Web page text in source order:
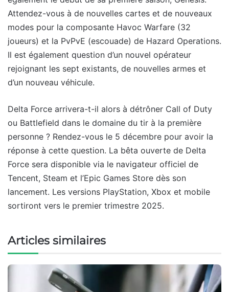
Attendez-vous à de nouvelles cartes et de nouveaux
modes pour la composante Havoc Warfare (32
joueurs) et la PvPvE (escouade) de Hazard Operations.
Il est également question d’un nouvel opérateur
rejoignant les sept existants, de nouvelles armes et
d’un nouveau véhicule.
Delta Force arrivera-t-il alors à détrôner Call of Duty
ou Battlefield dans le domaine du tir à la première
personne ? Rendez-vous le 5 décembre pour avoir la
réponse à cette question. La bêta ouverte de Delta
Force sera disponible via le navigateur officiel de
Tencent, Steam et l’Epic Games Store dès son
lancement. Les versions PlayStation, Xbox et mobile
sortiront vers le premier trimestre 2025.
Articles similaires